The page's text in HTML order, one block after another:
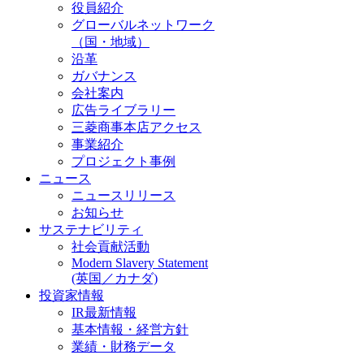
役員紹介
グローバルネットワーク
（国・地域）
沿革
ガバナンス
会社案内
広告ライブラリー
三菱商事本店アクセス
事業紹介
プロジェクト事例
ニュース
ニュースリリース
お知らせ
サステナビリティ
社会貢献活動
Modern Slavery Statement
(英国／カナダ)
投資家情報
IR最新情報
基本情報・経営方針
業績・財務データ